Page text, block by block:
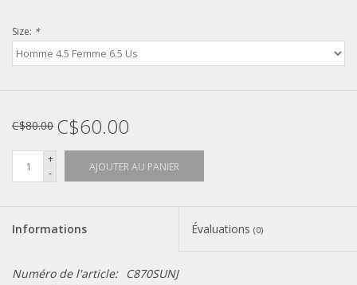
Size: *
C$80.00 C$60.00
+
-
AJOUTER AU PANIER
Informations Évaluations (0)
Numéro de l'article:
C870SUNJ